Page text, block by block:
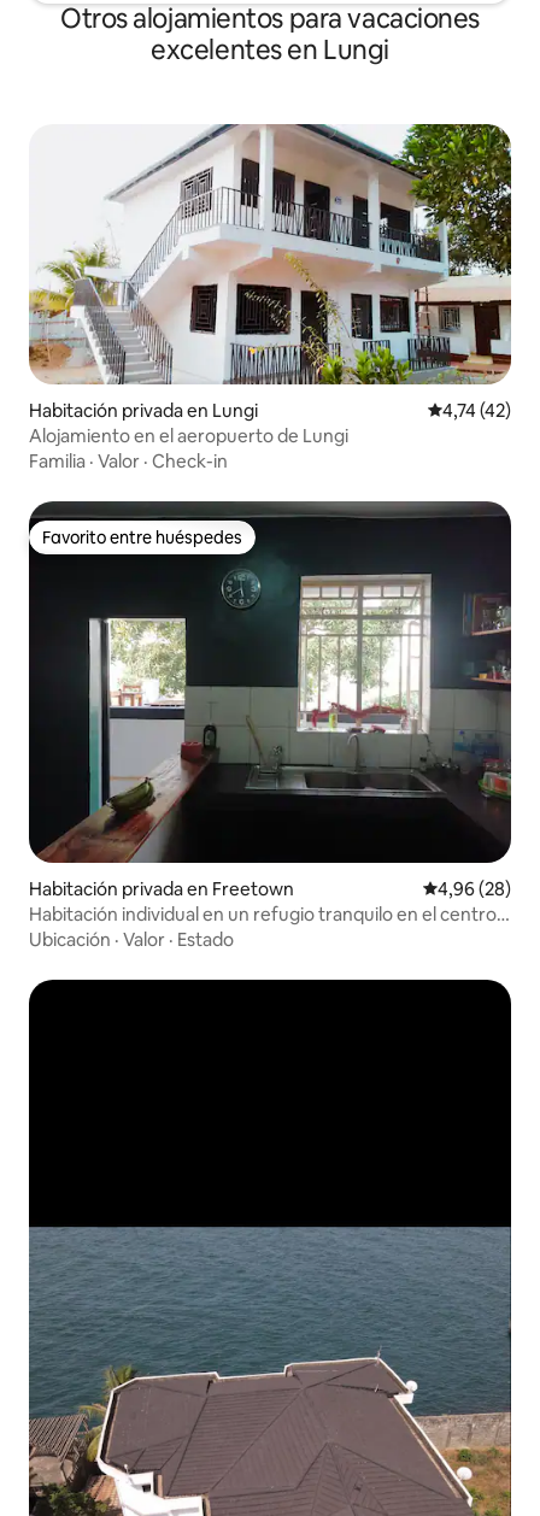
Otros alojamientos para vacaciones
excelentes en Lungi
Habitación privada en Lungi Calificación
4,74 (42)
Alojamiento en el aeropuerto de Lungi
Familia · Valor · Check-in
Favorito entre huéspedes
Favorito entre huéspedes
Habitación privada en Freetown Calificación
4,96 (28)
Habitación individual en un refugio tranquilo en el centro
de la ciudad
Ubicación · Valor · Estado